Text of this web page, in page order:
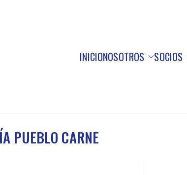
INICIONOSOTROS SOCIOS
PUEBLO CARNE